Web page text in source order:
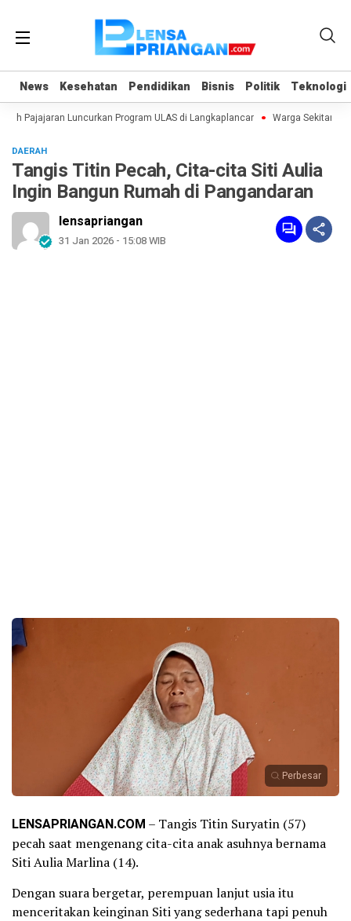
News Kesehatan Pendidikan Bisnis Politik Teknologi
News Kesehatan Pendidikan Bisnis Politik Teknologi
Pajajaran Luncurkan Program ULAS di Langkaplancar Warga Sekitar
DAERAH
Tangis Titin Pecah, Cita-cita Siti Aulia
Ingin Bangun Rumah di Pangandaran
lensapriangan
31 Jan 2026 - 15:08 WIB
Perbesar
LENSAPRIANGAN.COM – Tangis Titin Suryatin (57)
pecah saat mengenang cita-cita anak asuhnya bernama
Siti Aulia Marlina (14).
Dengan suara bergetar, perempuan lanjut usia itu
menceritakan keinginan Siti yang sederhana tapi penuh